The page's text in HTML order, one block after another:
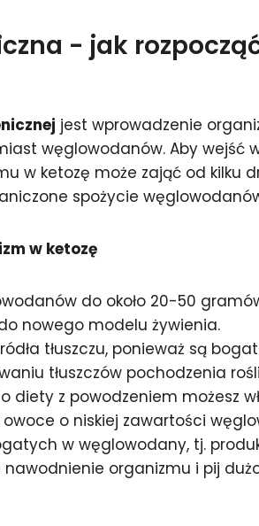
- jak
jest wprowadzenie
węglowodanów. Aby
w ketozę może zająć od kilku
spożycie
w ketozę
do około 20-50
nowego modelu żywienia.
tłuszczu, ponieważ są
tłuszczów pochodzenia
diety z powodzeniem możesz
o niskiej zawartości
w węglowodany, tj.
organizmu i pij